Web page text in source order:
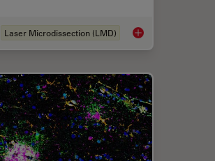
to the Infinity Port
Laser Microdissection (LMD) How a